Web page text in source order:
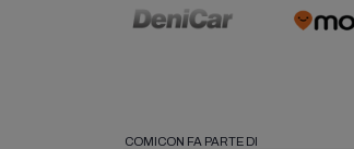
COMICON FA PARTE DI